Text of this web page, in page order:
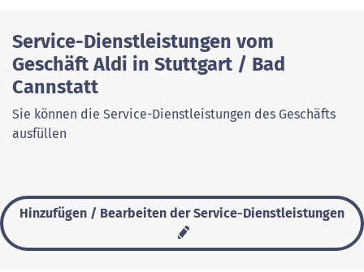
Service-Dienstleistungen vom
Geschäft Aldi in Stuttgart / Bad
Cannstatt
Sie können die Service-Dienstleistungen des Geschäfts
ausfüllen
Hinzufügen / Bearbeiten der Service-Dienstleistungen